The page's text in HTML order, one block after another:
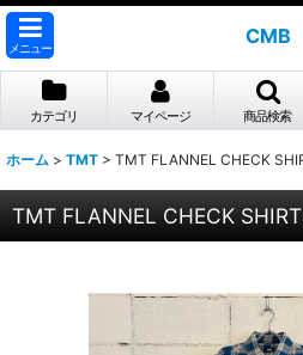
メニュー
CMB
カテゴリ マイページ 商品検索
ホーム > TMT > TMT FLANNEL CHECK
TMT FLANNEL CHECK